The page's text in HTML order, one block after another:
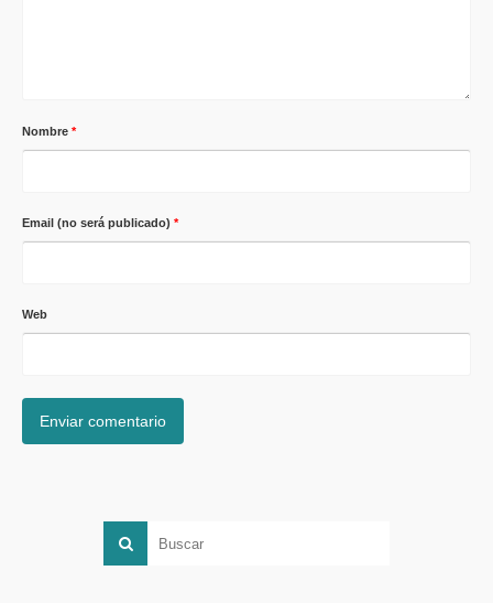
Nombre *
Email (no será publicado) *
Web